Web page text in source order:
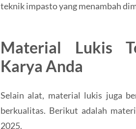
teknik impasto yang menambah
Material Lukis
Karya Anda
Selain alat, material lukis juga
berkualitas. Berikut adalah
2025.